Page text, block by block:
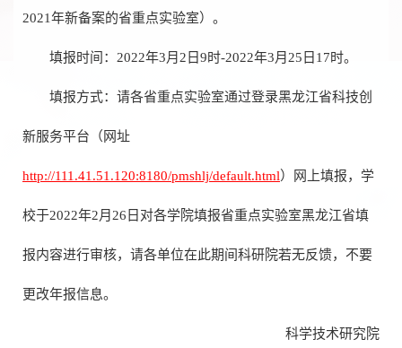
2021年新备案的省重点实验室）。
填报时间：2022年3月2日9时-2022年3月25日17时。
填报方式：请各省重点实验室通过登录黑龙江省科技创
新服务平台（网址
http://111.41.51.120:8180/pmshlj/default.html）网上填报，学
校于2022年2月26日对各学院填报省重点实验室黑龙江省填
报内容进行审核，请各单位在此期间科研院若无反馈，不要
更改年报信息。
科学技术研究院